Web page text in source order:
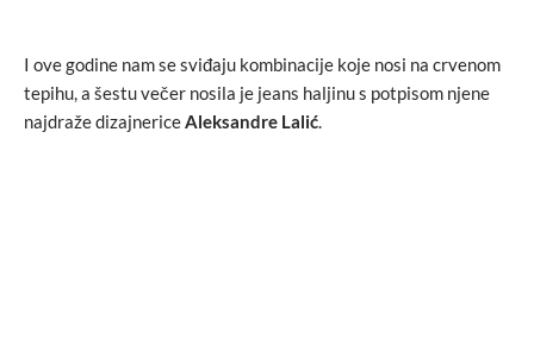
I ove godine nam se sviđaju kombinacije koje nosi na crvenom
tepihu, a šestu večer nosila je jeans haljinu s potpisom njene
najdraže dizajnericeAleksandre Lalić.